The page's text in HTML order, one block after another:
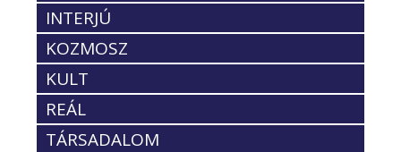
INTERJÚ
KOZMOSZ
KULT
REÁL
TÁRSADALOM